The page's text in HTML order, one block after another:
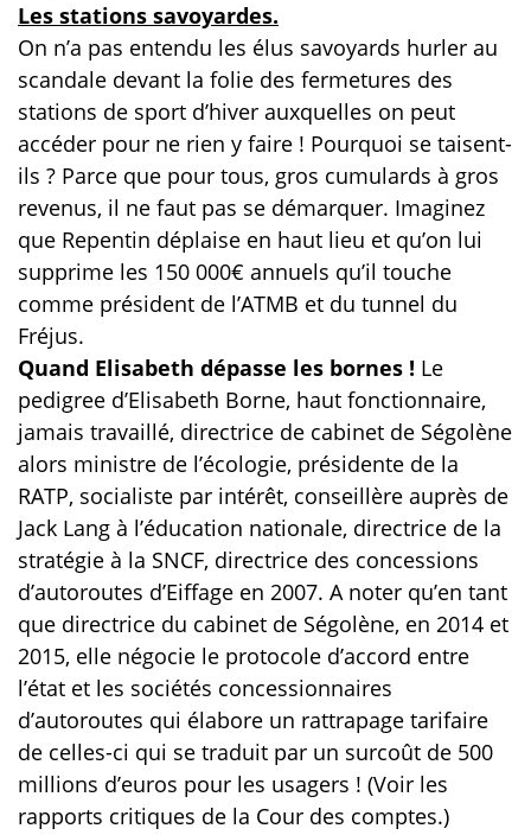
Les stations savoyardes.
On n’a pas entendu les élus savoyards hurler au
scandale devant la folie des fermetures des
stations de sport d’hiver auxquelles on peut
accéder pour ne rien y faire ! Pourquoi se taisent-
ils ? Parce que pour tous, gros cumulards à gros
revenus, il ne faut pas se démarquer. Imaginez
que Repentin déplaise en haut lieu et qu’on lui
supprime les 150 000€ annuels qu’il touche
comme président de l’ATMB et du tunnel du
Fréjus.
Quand Elisabeth dépasse les bornes ! Le
pedigree d’Elisabeth Borne, haut fonctionnaire,
jamais travaillé, directrice de cabinet de Ségolène
alors ministre de l’écologie, présidente de la
RATP, socialiste par intérêt, conseillère auprès de
Jack Lang à l’éducation nationale, directrice de la
stratégie à la SNCF, directrice des concessions
d’autoroutes d’Eiffage en 2007. A noter qu’en tant
que directrice du cabinet de Ségolène, en 2014 et
2015, elle négocie le protocole d’accord entre
l’état et les sociétés concessionnaires
d’autoroutes qui élabore un rattrapage tarifaire
de celles-ci qui se traduit par un surcoût de 500
millions d’euros pour les usagers ! (Voir les
rapports critiques de la Cour des comptes.)